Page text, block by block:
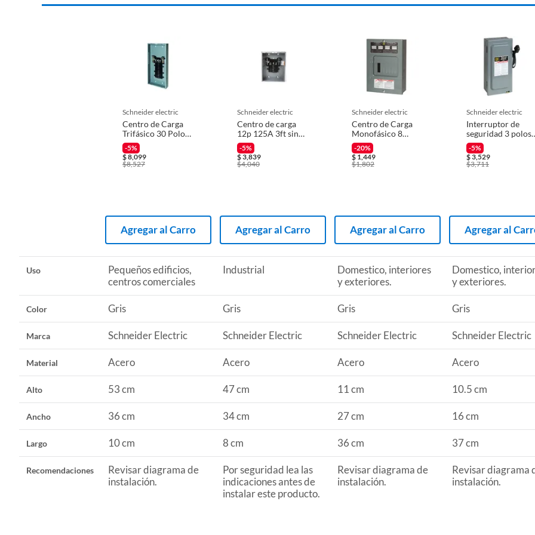
Complementa tu compra
Para completar tu instalación eléctrica, te recomendamos que también adquieras cintas de aislar para proteger los
cables y conexiones. También puedes encontrar conexiones galvanizadas para asegurar una conexión segura y
schneider electric
Centro de Carga
Trifásico 30 Polos
200 A
-5%
$8,099
$8,527
Agregar al Carro
schneider electric
Centro de carga
12p 125A 3ft sin
frente
-5%
$3,839
$4,040
Agregar al Carro
schneider electric
Centro de Carga
Monofásico 8
Polos 100 A
-20%
$1,449
$1,802
Agregar al Carro
schneider electric
Interruptor de
seguridad 3 polos
60 A general
-5%
$3,529
$3,711
Agregar al
Uso
Pequeños edificios,
centros comerciales
Industrial
Domestico, interiores
y exteriores.
Domestico,
y exteriores.
Color Gris Gris Gris Gris
Marca Schneider Electric Schneider Electric Schneider Electric Schneider Electric
Material Acero Acero Acero Acero
Alto 53 cm 47 cm 11 cm 10.5 cm
Ancho 36 cm 34 cm 27 cm 16 cm
Largo 10 cm 8 cm 36 cm 37 cm
Recomendaciones
Revisar diagrama de
instalación.
Por seguridad lea las
indicaciones antes de
instalar este producto.
Revisar diagrama de
instalación.
Revisar diagrama
instalación.